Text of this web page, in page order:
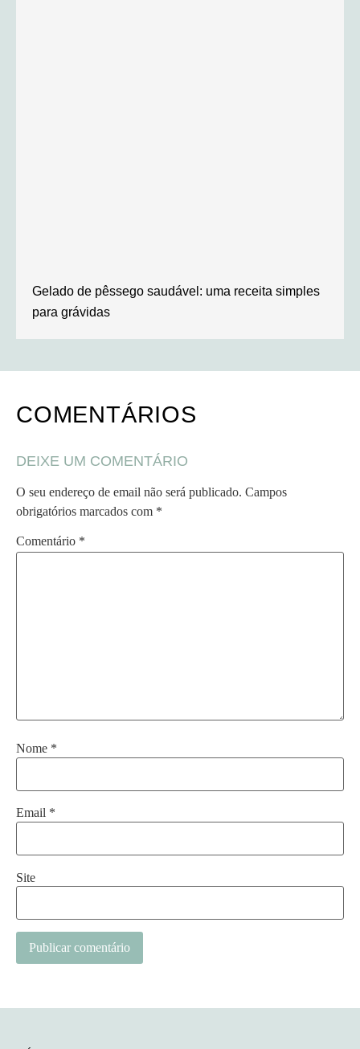
Gelado de pêssego saudável: uma receita simples
para grávidas
COMENTÁRIOS
DEIXE UM COMENTÁRIO
O seu endereço de email não será publicado. Campos
obrigatórios marcados com *
Comentário *
Nome *
Email *
Site